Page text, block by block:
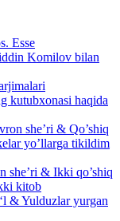
Esse
Komilov bilan
kutubxonasi haqida
she’ri & Qo’shiq
yo’llarga tikildim
& Ikki qo’shiq
kitob
& Yulduzlar yurgan